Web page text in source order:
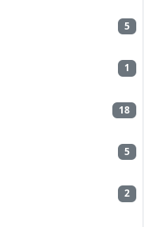
5
1
18
5
2